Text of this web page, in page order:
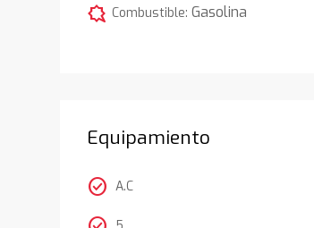
comic_bubble Combustible:Gasolina
Equipamiento
check_circle A.C